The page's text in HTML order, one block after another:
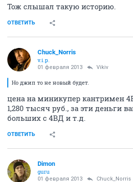
Тож слышал такую историю.
ОТВЕТИТЬ
Chuck_Norris
v.i.p.
01 февраля 2013 Vikiv
Но джип то не новый будет.
цена на миникупер кантримен
1,280 тысяч руб., за эти деньги
больших с 4ВД и т.д.
ОТВЕТИТЬ
Dimon
guru
01 февраля 2013 Chuck_Norris